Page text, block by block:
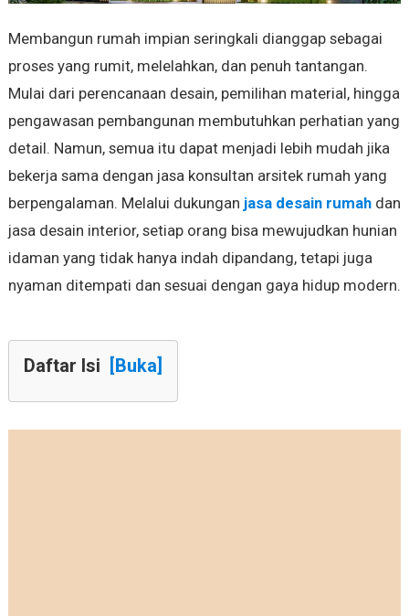
Membangun rumah impian seringkali dianggap sebagai
proses yang rumit, melelahkan, dan penuh tantangan.
Mulai dari perencanaan desain, pemilihan material, hingga
pengawasan pembangunan membutuhkan perhatian yang
detail. Namun, semua itu dapat menjadi lebih mudah jika
bekerja sama dengan jasa konsultan arsitek rumah yang
berpengalaman. Melalui dukungan jasa desain rumahdan
jasa desain interior, setiap orang bisa mewujudkan hunian
idaman yang tidak hanya indah dipandang, tetapi juga
nyaman ditempati dan sesuai dengan gaya hidup modern.
Daftar Isi [Buka]